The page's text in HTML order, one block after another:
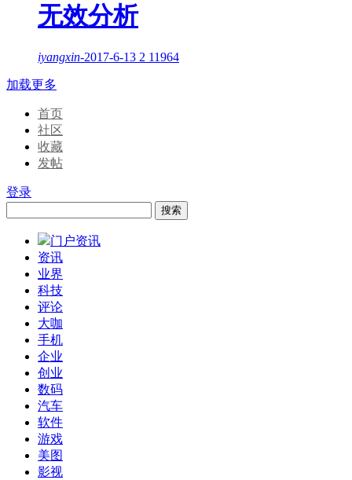
无效分析
iyangxin-2017-6-13 2 11964
加载更多
首页
社区
收藏
发帖
登录
搜索
门户资讯
资讯
业界
科技
评论
大咖
手机
企业
创业
数码
汽车
软件
游戏
美图
影视